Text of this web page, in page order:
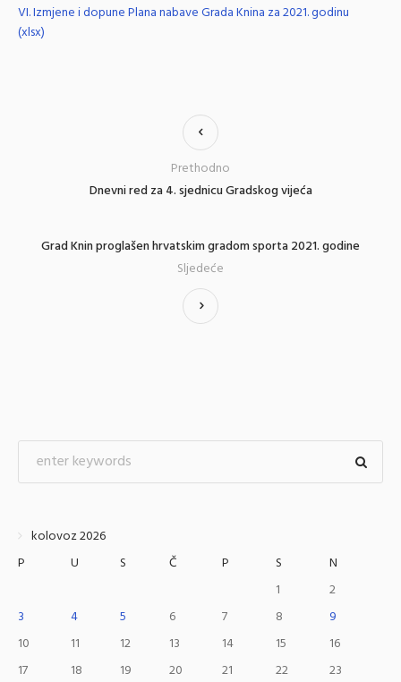
VI. Izmjene i dopune Plana nabave Grada Knina za 2021. godinu
(xlsx)
Dnevni red za 4. sjednicu Gradskog vijeća
Prethodno
Grad Knin proglašen hrvatskim gradom sporta 2021. godine
Sljedeće
kolovoz 2026
P
U S Č P S
N
1
2
3
4 5 6 7 8
9
10
11 12 13 14 15
16
17
18 19 20 21 22
23